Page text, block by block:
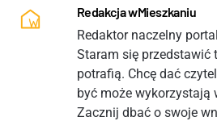
Redakcja wMieszkaniu
Redaktor naczelny
Staram się przedstawić
potrafią. Chcę dać
być może wykorzystają
Zacznij dbać o swoje